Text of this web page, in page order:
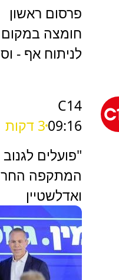
פרסום ראשון
חומצה
לניתוח אף -
C14
09:163 דקות
"פועלים
המתקפה
ואדלשטיין